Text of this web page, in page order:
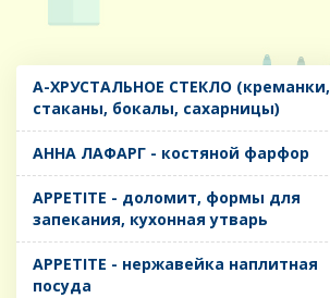
A-ХРУСТАЛЬНОЕ СТЕКЛО (креманки,
стаканы, бокалы, сахарницы)
AHHA ЛАФАРГ - костяной фарфор
APPETITE - доломит, формы для
запекания, кухонная утварь
APPETITE - нержавейка наплитная
посуда